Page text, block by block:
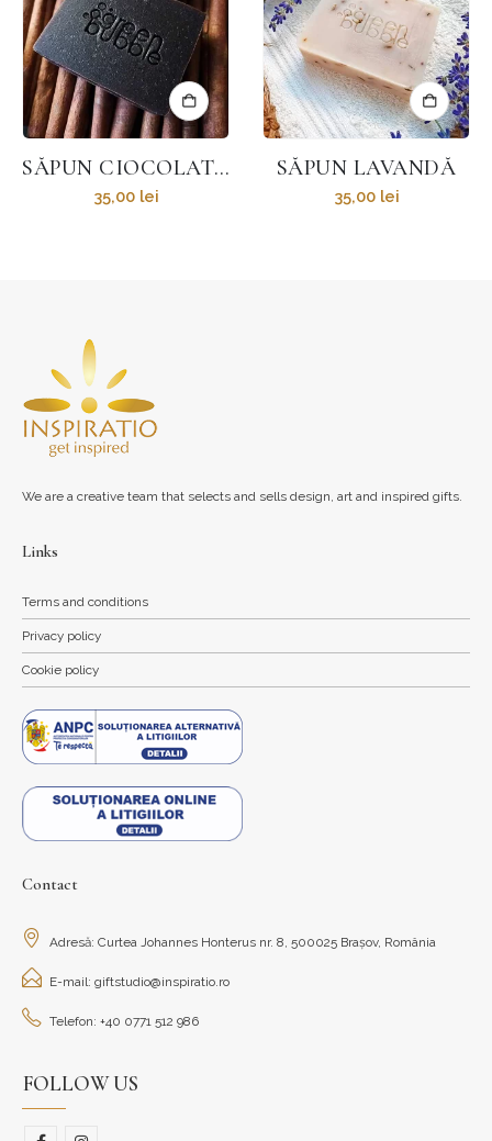
SĂPUN CIOCOLATĂ
35,00 lei
SĂPUN LAVANDĂ
35,00 lei
We are a creative team that selects and sells design, art and inspired gifts.
Links
Terms and conditions
Privacy policy
Cookie policy
Contact
Adresă: Curtea Johannes Honterus nr. 8, 500025 Brașov, România
E-mail: giftstudio@inspiratio.ro
Telefon: +40 0771 512 986
FOLLOW US